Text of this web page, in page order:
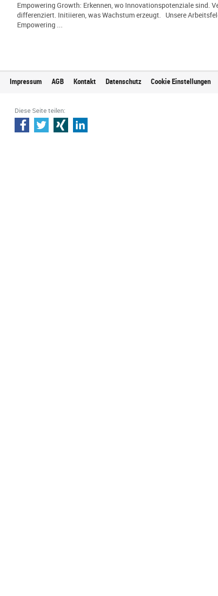
Empowering Growth: Erkennen, wo Innovationspotenziale sind.
differenziert. Initiieren, was Wachstum erzeugt. Unsere
Empowering ...
Impressum AGB Kontakt Datenschutz Cookie Einstellungen
Diese Seite teilen: